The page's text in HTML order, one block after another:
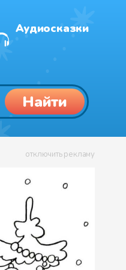
Аудиосказки
Найти
отключить рекламу